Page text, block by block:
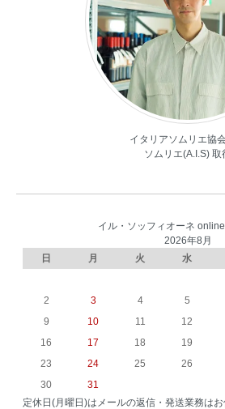
イタリアソムリエ協
ソムリエ(A.I.S) 取
イル・ソッフィオーネ
2026年8月
日
月 火 水
2
3 4 5
9
10 11 12
16
17 18 19
23
24 25 26
30
31
定休日(月曜日)はメールの返信・発送業務は